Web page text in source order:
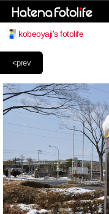
kobeoyaji's fotolife
<prev